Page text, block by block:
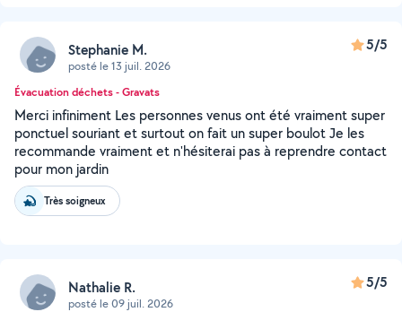
Stephanie M.
posté le 13 juil. 2026
5/5
Évacuation déchets - Gravats
Merci infiniment Les personnes venus ont été vraiment super
ponctuel souriant et surtout on fait un super boulot Je les
recommande vraiment et n'hésiterai pas à reprendre contact
pour mon jardin
Très soigneux
Nathalie R.
posté le 09 juil. 2026
5/5